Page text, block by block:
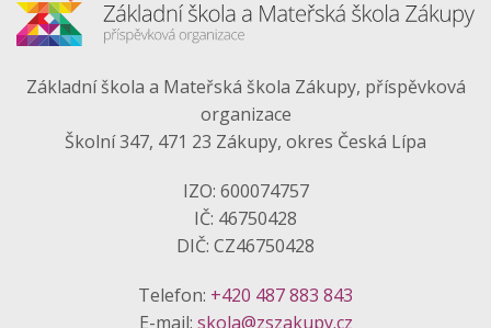
Základní škola a Mateřská škola Zákupy, příspěvková
organizace
Školní 347, 471 23 Zákupy, okres Česká Lípa
IZO: 600074757
IČ: 46750428
DIČ: CZ46750428
Telefon: +420 487 883 843
E-mail: skola@zszakupy.cz